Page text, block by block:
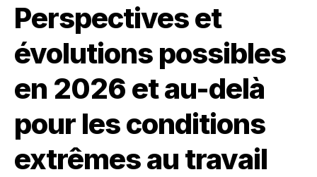
Perspectives et
évolutions possibles
en 2026 et au-delà
pour les conditions
extrêmes au travail